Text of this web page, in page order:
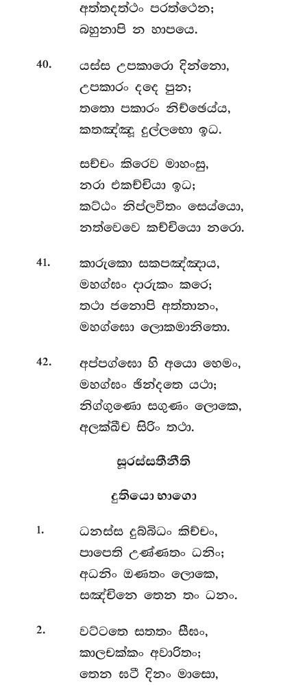
අත්තදත්ථං පරත්ථෙන;
බහුනාපි න හාපයෙ.
40.
යස්ස උපකාරො දින්නො,
උපකාරං දදෙ පුන;
තතො පකාරං නිච්ඡෙය්ය,
කතඤ්ඤූ දුල්ලභො ඉධ.
සච්චං කිරෙව මාහංසු,
නරා එකච්චියා ඉධ;
කට්ඨං නිප්ලවිතං සෙය්යො,
නත්වෙවෙ කච්චියො නරො.
41. කාරුකො සකපඤ්ඤාය,
මහග්ඝං දාරුකං කරෙ;
තථා ජනොපි අත්තානං,
මහග්ඝො ලොකමානිතො.
42. අප්පග්ඝො හි අයො හෙමං,
මහග්ඝං ඡින්දතෙ යථා;
නිග්ගුණො සගුණං ලොකෙ,
අලක්ඛීච සිරිං තථා.
සූරස්සතීනීති
දුතියො භාගො
1. ධනස්ස දුබ්බිධං කිච්චං,
පාපෙති උණ්ණතං ධනිං;
අධනිං ඔණතං ලොකෙ,
සඤ්චිනෙ තෙන තං ධනං.
2. වට්ටතෙ සතතං සීඝං,
කාලචක්කං අවාරිතං;
තෙන ඝටී දිනං මාසො,